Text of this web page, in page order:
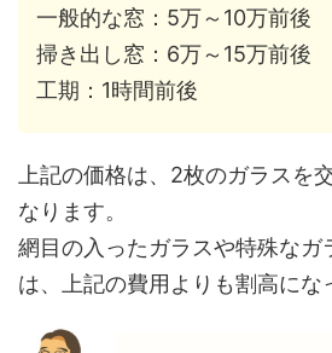
一般的な窓：5万～10万前後
掃き出し窓：6万～15万前後
工期：1時間前後
上記の価格は、2枚のガラスを
なります。
網目の入ったガラスや特殊なガ
は、上記の費用よりも割高にな